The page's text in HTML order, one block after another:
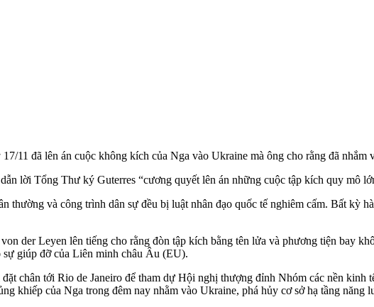
11 đã lên án cuộc không kích của Nga vào Ukraine mà ông cho rằng đã nhắm
lời Tổng Thư ký Guterres “cương quyết lên án những cuộc tập kích quy mô
thường và công trình dân sự đều bị luật nhân đạo quốc tế nghiêm cấm. Bất kỳ
der Leyen lên tiếng cho rằng đòn tập kích bằng tên lửa và phương tiện bay
giúp đỡ của Liên minh châu Âu (EU).
chân tới Rio de Janeiro để tham dự Hội nghị thượng đỉnh Nhóm các nền kinh
khiếp của Nga trong đêm nay nhằm vào Ukraine, phá hủy cơ sở hạ tầng năng